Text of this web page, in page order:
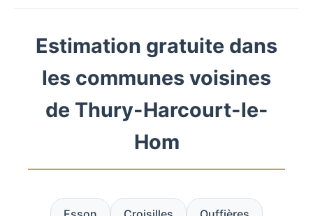
Estimation gratuite dans
les communes voisines
de Thury-Harcourt-le-
Hom